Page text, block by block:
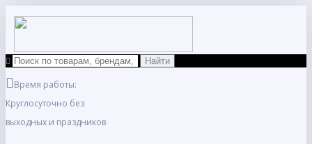
Время работы:
Круглосуточно без
выходных и праздников